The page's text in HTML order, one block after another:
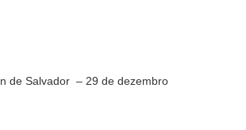
de Salvador – 29 de dezembro